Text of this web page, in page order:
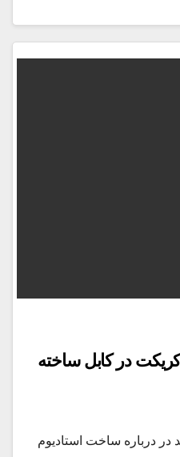
کریکت در کابل ساخته
در درباره ساخت استادیوم